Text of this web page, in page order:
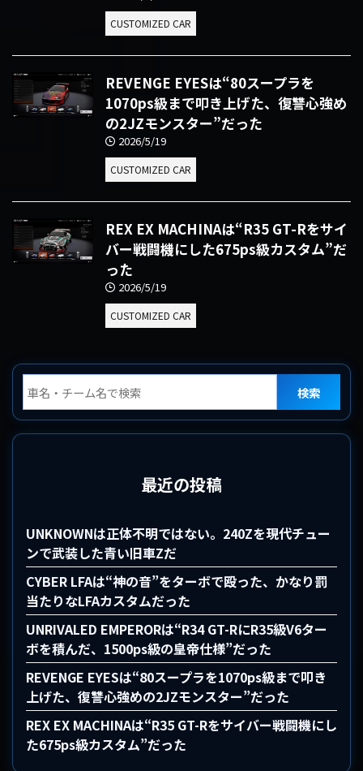
CUSTOMIZED CAR
REVENGE EYESは“80スープラを
1070ps級まで叩き上げた、復讐心強め
の2JZモンスター”だった
2026/5/19
CUSTOMIZED CAR
REX EX MACHINAは“R35 GT-Rをサイ
バー戦闘機にした675ps級カスタム”だ
った
2026/5/19
CUSTOMIZED CAR
検索
最近の投稿
UNKNOWNは正体不明ではない。240Zを現代チュー
ンで武装した青い旧車Zだ
CYBER LFAは“神の音”をターボで殴った、かなり罰
当たりなLFAカスタムだった
UNRIVALED EMPERORは“R34 GT-RにR35級V6ター
ボを積んだ、1500ps級の皇帝仕様”だった
REVENGE EYESは“80スープラを1070ps級まで叩き
上げた、復讐心強めの2JZモンスター”だった
REX EX MACHINAは“R35 GT-Rをサイバー戦闘機にし
た675ps級カスタム”だった